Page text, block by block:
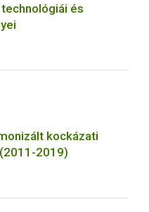
és
kockázati
2019)